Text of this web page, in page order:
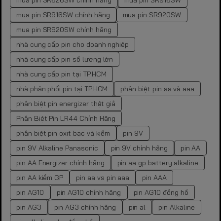
mua pin SR916SW chính hãng
mua pin SR920SW
mua pin SR920SW chính hãng
nhà cung cấp pin cho doanh nghiệp
nhà cung cấp pin số lượng lớn
nhà cung cấp pin tại TP.HCM
nhà phân phối pin tại TP.HCM
phân biệt pin aa và aaa
phân biệt pin energizer thật giả
Phân Biệt Pin LR44 Chính Hãng
phân biệt pin oxit bạc và kiềm
pin 9V
pin 9V Alkaline Panasonic
pin 9V chính hãng
pin AA
pin AA Energizer chính hãng
pin aa gp battery alkaline
pin AA kiềm GP
pin aa vs pin aaa
pin AAA
pin AG10
pin AG10 chính hãng
pin AG10 đồng hồ
pin AG3
pin AG3 chính hãng pin al
pin Alkaline